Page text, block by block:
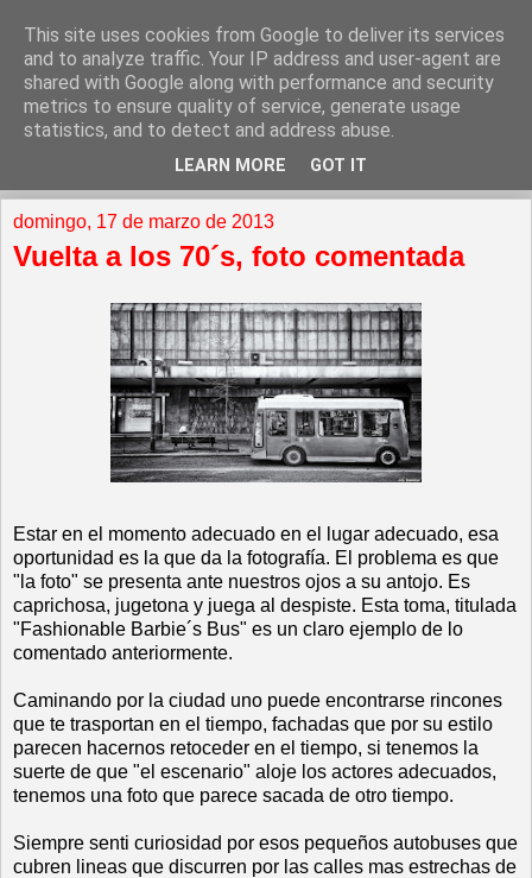
domingo, 17 de marzo de 2013
Vuelta a los 70´s, foto comentada
Estar en el momento adecuado en el lugar adecuado, esa
oportunidad es la que da la fotografía. El problema es que
"la foto" se presenta ante nuestros ojos a su antojo. Es
caprichosa, jugetona y juega al despiste. Esta toma, titulada
"Fashionable Barbie´s Bus" es un claro ejemplo de lo
comentado anteriormente.
Caminando por la ciudad uno puede encontrarse rincones
que te trasportan en el tiempo, fachadas que por su estilo
parecen hacernos retoceder en el tiempo, si tenemos la
suerte de que "el escenario" aloje los actores adecuados,
tenemos una foto que parece sacada de otro tiempo.
Siempre senti curiosidad por esos pequeños autobuses que
cubren lineas que discurren por las calles mas estrechas de
This site uses cookies from Google to deliver its services
and to analyze traffic. Your IP address and user-agent are
shared with Google along with performance and security
metrics to ensure quality of service, generate usage
statistics, and to detect and address abuse.
LEARN MORE GOT IT